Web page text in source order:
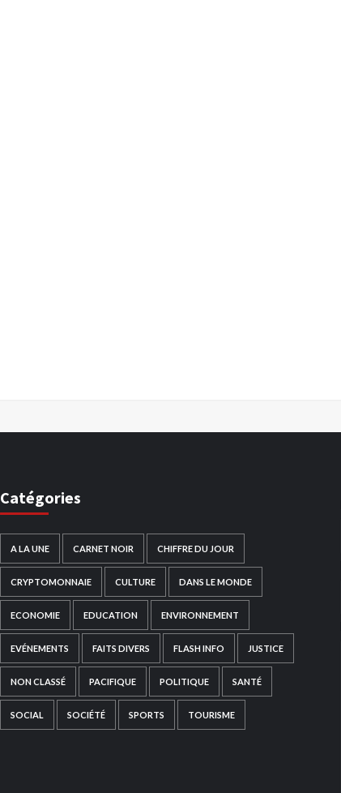
Catégories
A LA UNE CARNET NOIR CHIFFRE DU JOUR
CRYPTOMONNAIE CULTURE DANS LE MONDE
ECONOMIE EDUCATION ENVIRONNEMENT
EVÉNEMENTS FAITS DIVERS FLASH INFO JUSTICE
NON CLASSÉ PACIFIQUE POLITIQUE SANTÉ
SOCIAL SOCIÉTÉ SPORTS TOURISME